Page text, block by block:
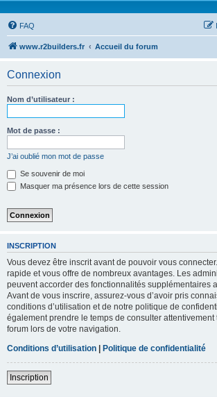
FAQ
www.r2builders.fr Accueil du forum
Connexion
Nom d’utilisateur :
Mot de passe :
J’ai oublié mon mot de passe
Se souvenir de moi
Masquer ma présence lors de cette session
INSCRIPTION
Vous devez être inscrit avant de pouvoir vous
rapide et vous offre de nombreux avantages. Les
peuvent accorder des fonctionnalités supplémentaires
Avant de vous inscrire, assurez-vous d’avoir pris
conditions d’utilisation et de notre politique de
également prendre le temps de consulter attentivement
forum lors de votre navigation.
Conditions d’utilisation | Politique de confidentialité
Inscription